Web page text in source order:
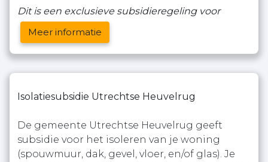
Dit is een exclusieve subsidieregeling voor
Meer informatie
Isolatiesubsidie Utrechtse Heuvelrug
De gemeente Utrechtse Heuvelrug geeft
subsidie voor het isoleren van je woning
(spouwmuur, dak, gevel, vloer, en/of glas). Je